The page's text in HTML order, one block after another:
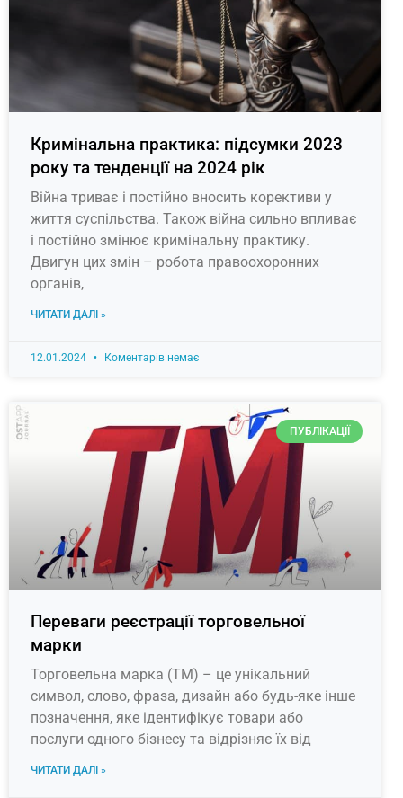
Кримінальна практика: підсумки 2023
року та тенденції на 2024 рік
Війна триває і постійно вносить корективи у
життя суспільства. Також війна сильно впливає
і постійно змінює кримінальну практику.
Двигун цих змін – робота правоохоронних
органів,
ЧИТАТИ ДАЛІ »
12.01.2024 Коментарів немає
ПУБЛІКАЦІЇ
Переваги реєстрації торговельної
марки
Торговельна марка (ТМ) – це унікальний
символ, слово, фраза, дизайн або будь-яке інше
позначення, яке ідентифікує товари або
послуги одного бізнесу та відрізняє їх від
ЧИТАТИ ДАЛІ »